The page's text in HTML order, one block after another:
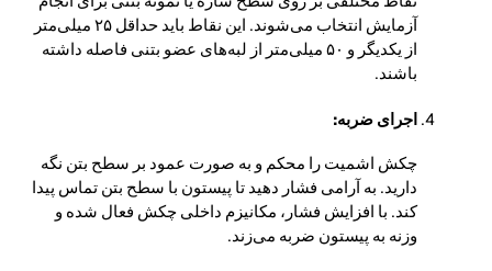
آزمایش انتخاب می‌شوند. این نقاط باید حداقل ۲۵ میلی‌متر
از یکدیگر و ۵۰ میلی‌متر از لبه‌های عضو بتنی فاصله داشته
باشند.
اجرای ضربه:
چکش اشمیت را محکم و به صورت عمود بر سطح بتن نگه
دارید. به آرامی فشار دهید تا پیستون با سطح بتن تماس پیدا
کند. با افزایش فشار، مکانیزم داخلی چکش فعال شده و
وزنه به پیستون ضربه می‌زند.